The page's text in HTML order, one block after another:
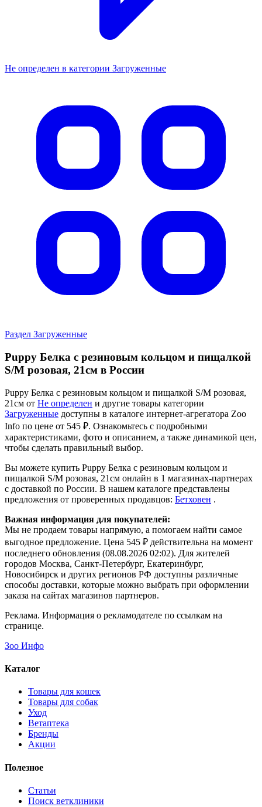
Не определен в категории Загруженные
Раздел Загруженные
Puppy Белка с резиновым кольцом и пищалкой
S/M розовая, 21см в России
Puppy Белка с резиновым кольцом и пищалкой S/M розовая,
21см от Не определен и другие товары категории
Загруженные доступны в каталоге интернет-агрегатора Zoo
Info по цене от 545 ₽. Ознакомьтесь с подробными
характеристиками, фото и описанием, а также динамикой цен,
чтобы сделать правильный выбор.
Вы можете купить Puppy Белка с резиновым кольцом и
пищалкой S/M розовая, 21см онлайн в 1 магазинах-партнерах
с доставкой по России. В нашем каталоге представлены
предложения от проверенных продавцов: Бетховен .
Важная информация для покупателей:
Мы не продаем товары напрямую, а помогаем найти самое
выгодное предложение. Цена 545 ₽ действительна на момент
последнего обновления (08.08.2026 02:02). Для жителей
городов Москва, Санкт-Петербург, Екатеринбург,
Новосибирск и других регионов РФ доступны различные
способы доставки, которые можно выбрать при оформлении
заказа на сайтах магазинов партнеров.
Реклама. Информация о рекламодателе по ссылкам на
странице.
Зоо Инфо
Каталог
Товары для кошек
Товары для собак
Уход
Ветаптека
Бренды
Акции
Полезное
Статьи
Поиск ветклиники